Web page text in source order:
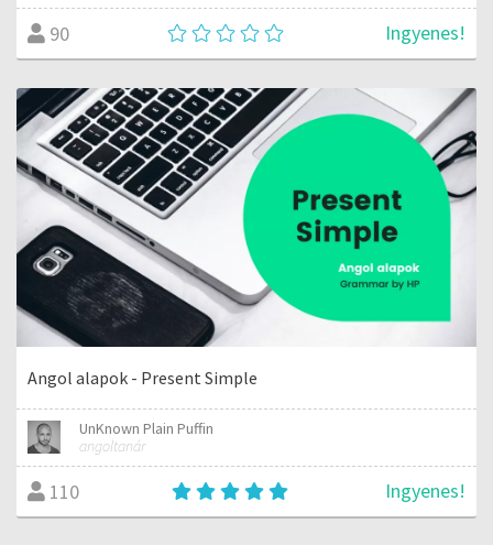
90 Ingyenes!
Angol alapok - Present Simple
UnKnown Plain Puffin
angoltanár
110 Ingyenes!